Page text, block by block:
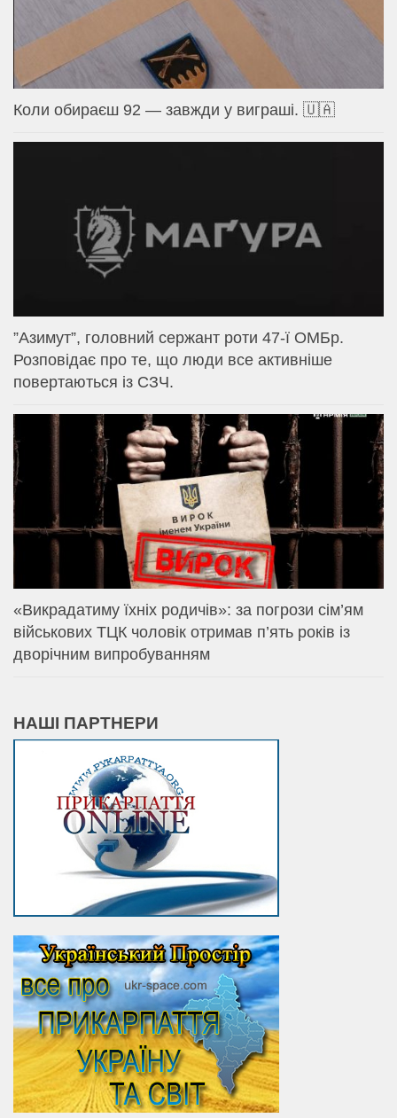
Коли обираєш 92 — завжди у виграші. 🇺🇦
⁨”Азимут”, головний сержант роти 47-ї ОМБр.
Розповідає про те, що люди все активніше
повертаються із СЗЧ.
«Викрадатиму їхніх родичів»: за погрози сім’ям
військових ТЦК чоловік отримав п’ять років із
дворічним випробуванням
НАШІ ПАРТНЕРИ